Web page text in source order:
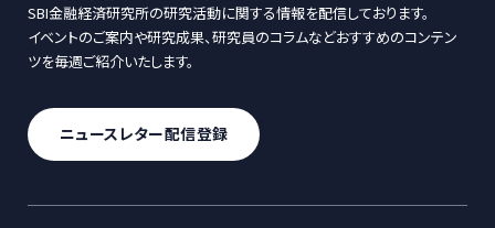
SBI金融経済研究所の研究活動に関する情報を配信しております。
イベントのご案内や研究成果、研究員のコラムなどおすすめのコンテン
ツを毎週ご紹介いたします。
ニュースレター配信登録